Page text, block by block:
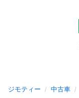
ジモティー 中古車